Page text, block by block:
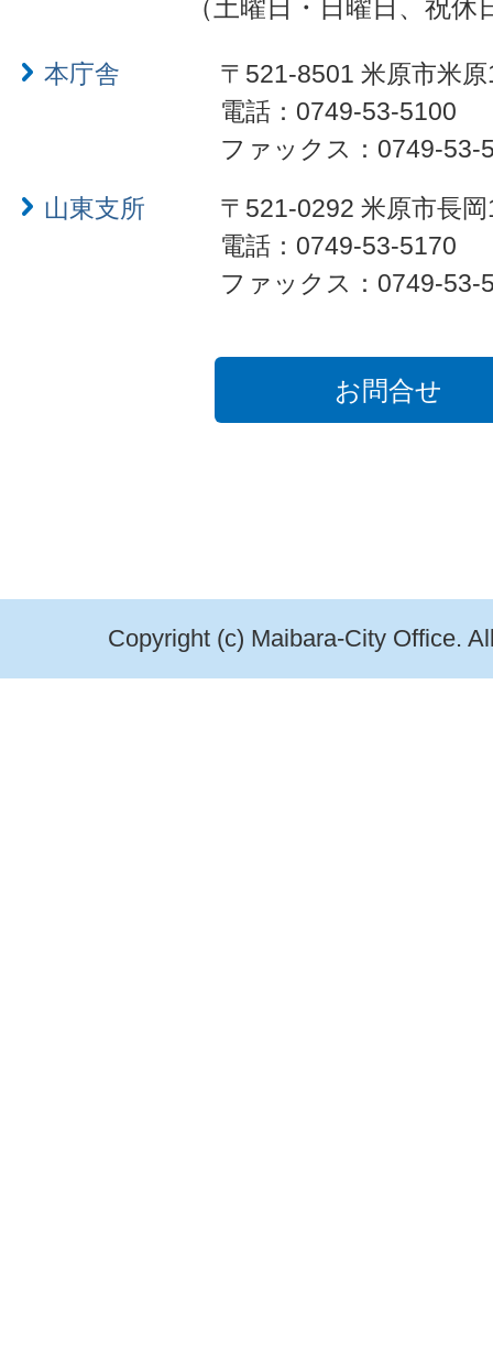
（土曜日・日曜日、祝
本庁舎
〒521-8501 米原市米
電話：0749-53-5100
ファックス：0749-53-
山東支所
〒521-0292 米原市長
電話：0749-53-5170
ファックス：0749-53-
お問合せ
Copyright (c) Maibara-City Office.